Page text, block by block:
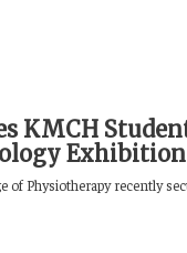
KMCH
Exhibition
Physiotherapy recently